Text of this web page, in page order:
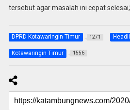
tersebut agar masalah ini cepat
DPRD Kotawaringin Timur 1271
Kotawaringin Timur 1556